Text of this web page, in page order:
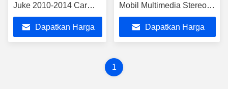
Juke 2010-2014 Car
Stereo Player
Dapatkan Harga
Mobil Multimedia Stereo
GPS CarPlay Player
Dapatkan Harga
1